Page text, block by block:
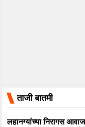
ताजी बातमी
लहानग्यांच्या निरागस